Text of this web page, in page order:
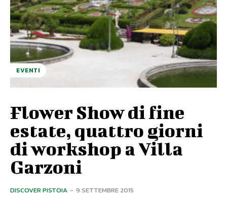
EVENTI
Flower Show di fine
estate, quattro giorni
di workshop a Villa
Garzoni
DISCOVER PISTOIA - 9 SETTEMBRE 2015